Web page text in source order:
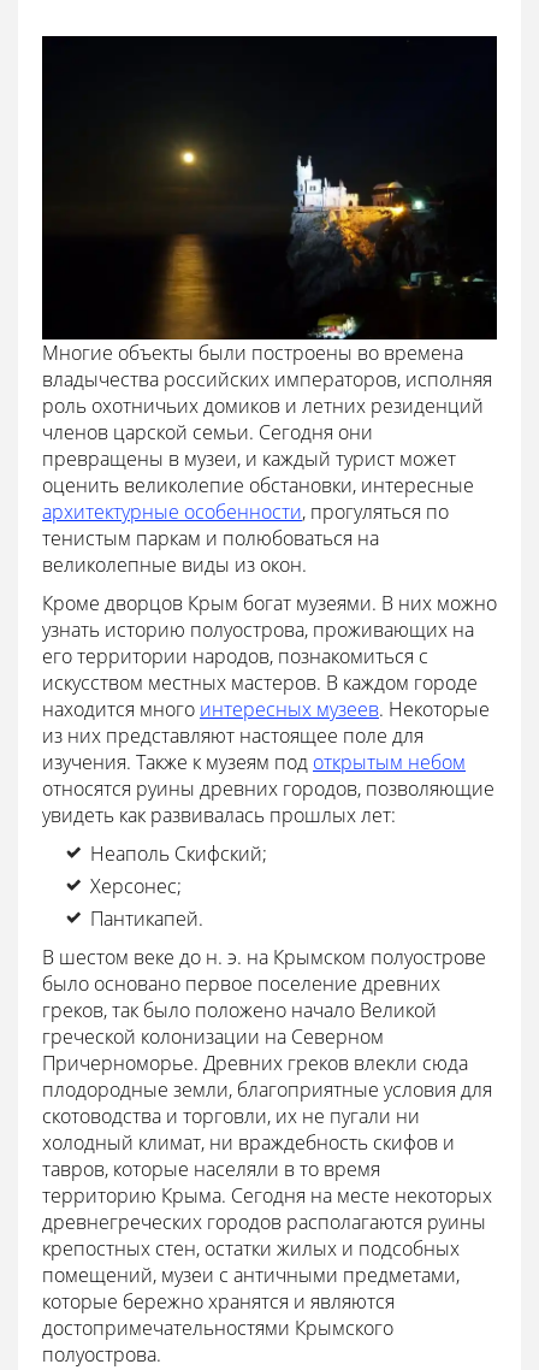
Многие объекты были построены во времена
владычества российских императоров, исполняя
роль охотничьих домиков и летних резиденций
членов царской семьи. Сегодня они
превращены в музеи, и каждый турист может
оценить великолепие обстановки, интересные
архитектурные особенности, прогуляться по
тенистым паркам и полюбоваться на
великолепные виды из окон.
Кроме дворцов Крым богат музеями. В них можно
узнать историю полуострова, проживающих на
его территории народов, познакомиться с
искусством местных мастеров. В каждом городе
находится много интересных музеев. Некоторые
из них представляют настоящее поле для
изучения. Также к музеям под открытым небом
относятся руины древних городов, позволяющие
увидеть как развивалась прошлых лет:
Неаполь Скифский;
Херсонес;
Пантикапей.
В шестом веке до н. э. на Крымском полуострове
было основано первое поселение древних
греков, так было положено начало Великой
греческой колонизации на Северном
Причерноморье. Древних греков влекли сюда
плодородные земли, благоприятные условия для
скотоводства и торговли, их не пугали ни
холодный климат, ни враждебность скифов и
тавров, которые населяли в то время
территорию Крыма. Сегодня на месте некоторых
древнегреческих городов располагаются руины
крепостных стен, остатки жилых и подсобных
помещений, музеи с античными предметами,
которые бережно хранятся и являются
достопримечательностями Крымского
полуострова.